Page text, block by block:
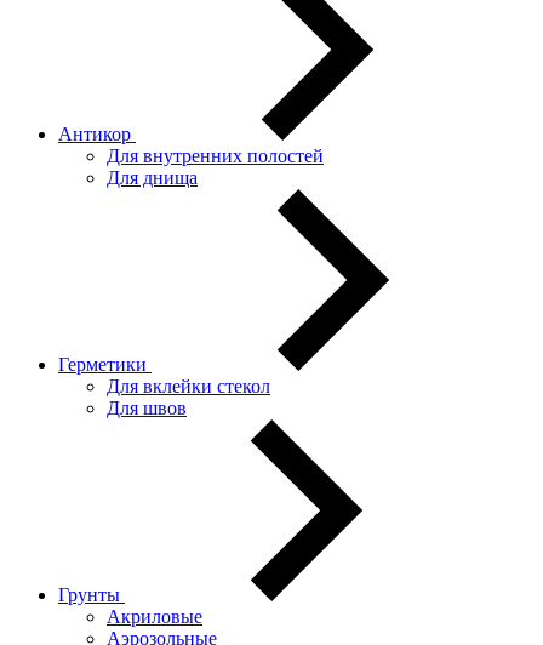
Антикор
Для внутренних полостей
Для днища
Герметики
Для вклейки стекол
Для швов
Грунты
Акриловые
Аэрозольные